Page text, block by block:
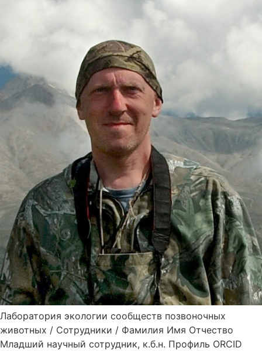
Лаборатория экологии сообществ позвоночных
животных / Сотрудники / Фамилия Имя Отчество
Младший научный сотрудник, к.б.н. Профиль ORCID